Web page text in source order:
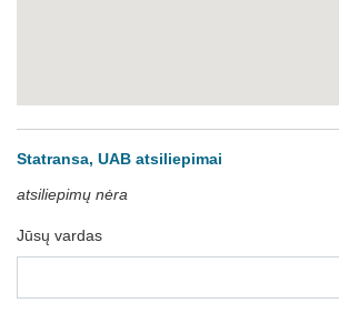
Statransa, UAB atsiliepimai
atsiliepimų nėra
Jūsų vardas